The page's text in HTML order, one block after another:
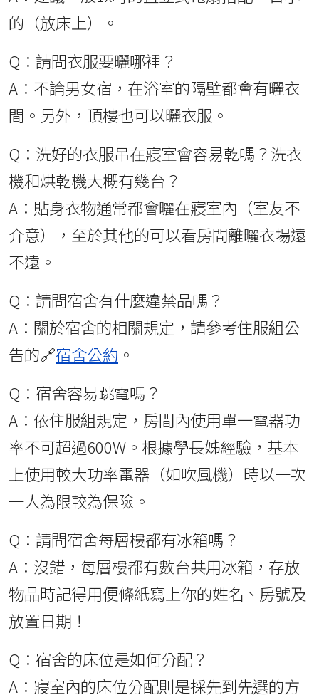
的（放床上）。
Q：請問衣服要曬哪裡？
A：不論男女宿，在浴室的隔壁都會有曬衣
間。另外，頂樓也可以曬衣服。
Q：洗好的衣服吊在寢室會容易乾嗎？洗衣
機和烘乾機大概有幾台？
A：貼身衣物通常都會曬在寢室內（室友不
介意），至於其他的可以看房間離曬衣場遠
不遠。
Q：請問宿舍有什麼違禁品嗎？
A：關於宿舍的相關規定，請參考住服組公
告的🔗宿舍公約 。
Q：宿舍容易跳電嗎？
A：依住服組規定，房間內使用單一電器功
率不可超過600W。根據學長姊經驗，基本
上使用較大功率電器（如吹風機）時以一次
一人為限較為保險。
Q：請問宿舍每層樓都有冰箱嗎？
A：沒錯，每層樓都有數台共用冰箱，存放
物品時記得用便條紙寫上你的姓名、房號及
放置日期！
Q：宿舍的床位是如何分配？
A：寢室內的床位分配則是採先到先選的方